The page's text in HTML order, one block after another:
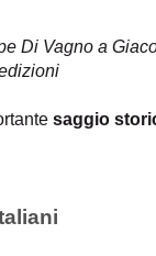
Di Vagno a
saggio